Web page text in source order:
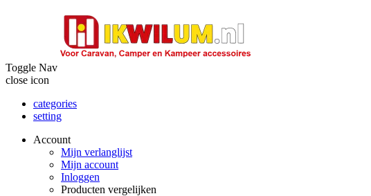
Toggle Nav
close icon
categories
setting
Account
Mijn verlanglijst
Mijn account
Inloggen
Producten vergelijken